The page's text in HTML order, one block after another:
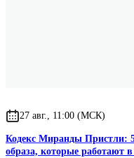
27 авг., 11:00 (МСК)
Кодекс Миранды Пристли:
образа, которые работают